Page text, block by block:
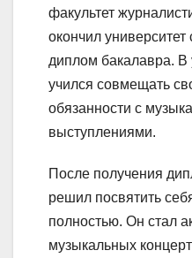
факультет
окончил
диплом бакалавра. В
учился совмещать
обязанности с
выступлениями.
После получения
решил посвятить
полностью. Он стал
музыкальных